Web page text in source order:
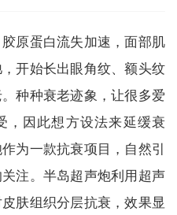
原蛋白流失加速，面部肌
开始长出眼角纹、额头纹
种种衰老迹象，让很多爱
，因此想方设法来延缓衰
为一款抗衰项目，自然引
注。半岛超声炮利用超声
肤组织分层抗衰，效果显